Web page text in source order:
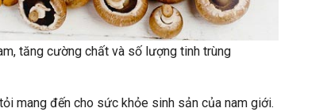
tăng cường chất và số lượng tinh trùng
mang đến cho sức khỏe sinh sản của nam giới.